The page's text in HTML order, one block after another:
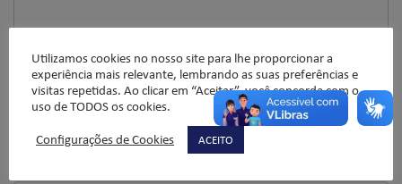
Utilizamos cookies no nosso site para lhe proporcionar a
experiência mais relevante, lembrando as suas preferências e
visitas repetidas. Ao clicar em “Aceitar”, você concorda com o
uso de TODOS os cookies.
Configurações de Cookies
ACEITO